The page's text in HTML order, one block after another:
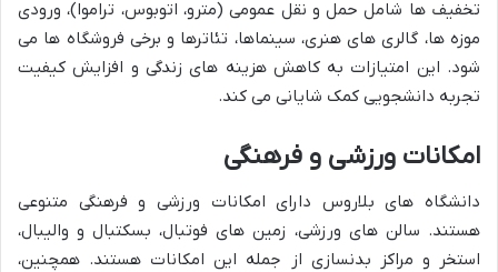
تخفیف ها شامل حمل و نقل عمومی (مترو، اتوبوس، تراموا)، ورودی
موزه ها، گالری های هنری، سینماها، تئاترها و برخی فروشگاه ها می
شود. این امتیازات به کاهش هزینه های زندگی و افزایش کیفیت
تجربه دانشجویی کمک شایانی می کند.
امکانات ورزشی و فرهنگی
دانشگاه های بلاروس دارای امکانات ورزشی و فرهنگی متنوعی
هستند. سالن های ورزشی، زمین های فوتبال، بسکتبال و والیبال،
استخر و مراکز بدنسازی از جمله این امکانات هستند. همچنین،